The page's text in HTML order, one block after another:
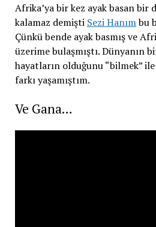
Afrika’ya bir kez ayak basan bir
kalamaz demişti Sezi Hanımbu
Çünkü bende ayak basmış ve
üzerime bulaşmıştı. Dünyanın
hayatların olduğunu “bilmek” ile
farkı yaşamıştım.
Ve Gana…